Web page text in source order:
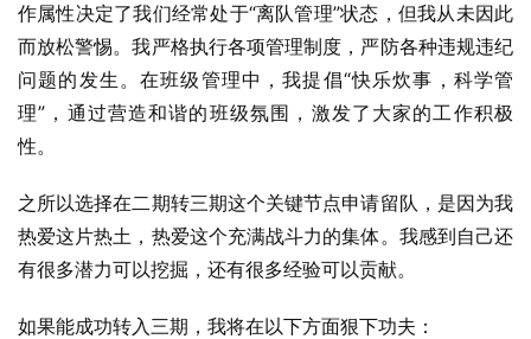
作属性决定了我们经常处于“离队管理”状态，但我从未因此
而放松警惕。我严格执行各项管理制度，严防各种违规违纪
问题的发生。在班级管理中，我提倡“快乐炊事，科学管
理”，通过营造和谐的班级氛围，激发了大家的工作积极
性。
之所以选择在二期转三期这个关键节点申请留队，是因为我
热爱这片热土，热爱这个充满战斗力的集体。我感到自己还
有很多潜力可以挖掘，还有很多经验可以贡献。
如果能成功转入三期，我将在以下方面狠下功夫：